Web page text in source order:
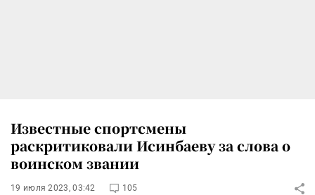
Известные спортсмены
раскритиковали Исинбаеву за слова о
воинском звании
19 июля 2023, 03:42 105